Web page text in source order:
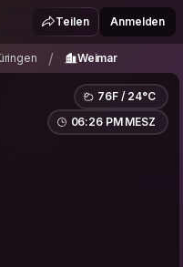
Thüringen
Teilen Anmelden
/ Weimar
76F / 24°C
06:26 PM MESZ